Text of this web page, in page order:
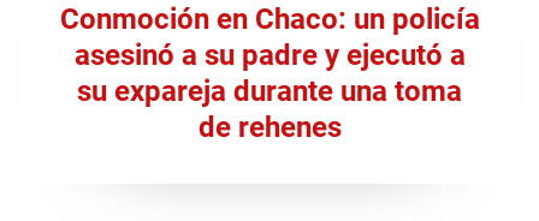
Conmoción en Chaco: un policía
asesinó a su padre y ejecutó a
su expareja durante una toma
de rehenes